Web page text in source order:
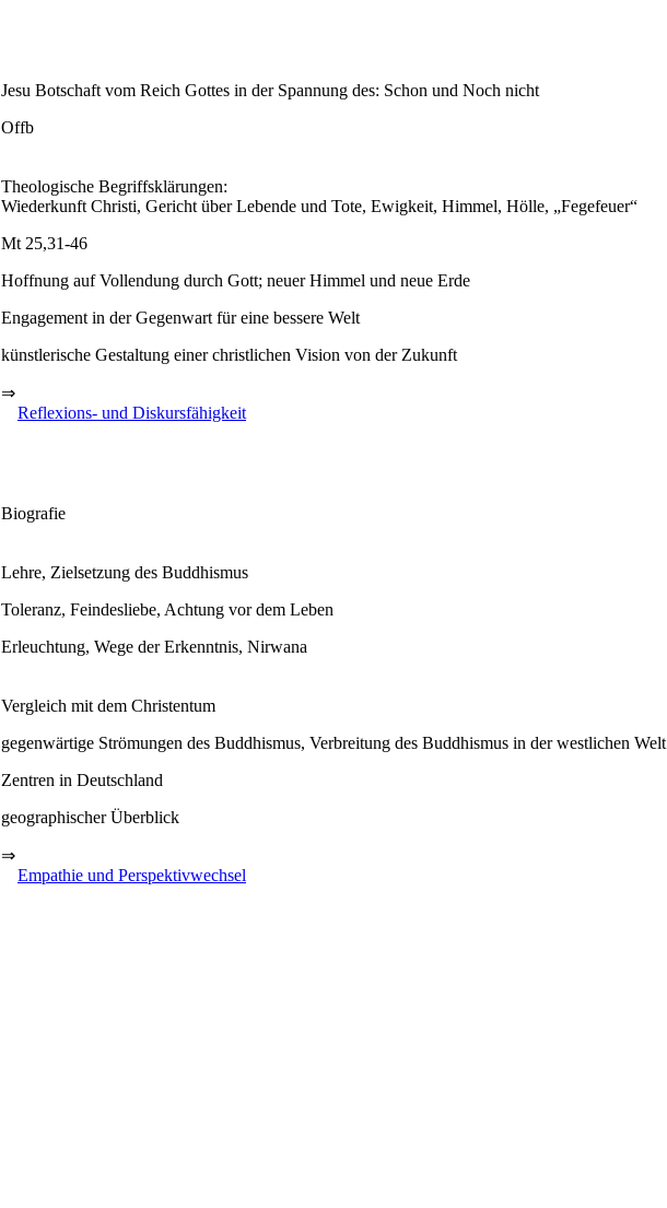
Jesu Botschaft vom Reich Gottes in der Spannung des: Schon und Noch nicht
Offb
Theologische Begriffsklärungen:
Wiederkunft Christi, Gericht über Lebende und Tote, Ewigkeit, Himmel, Hölle, „Fegefeuer“
Mt 25,31-46
Hoffnung auf Vollendung durch Gott; neuer Himmel und neue Erde
Engagement in der Gegenwart für eine bessere Welt
künstlerische Gestaltung einer christlichen Vision von der Zukunft
⇒
Reflexions- und Diskursfähigkeit
Biografie
Lehre, Zielsetzung des Buddhismus
Toleranz, Feindesliebe, Achtung vor dem Leben
Erleuchtung, Wege der Erkenntnis, Nirwana
Vergleich mit dem Christentum
gegenwärtige Strömungen des Buddhismus, Verbreitung des Buddhismus in der westlichen Welt
Zentren in Deutschland
geographischer Überblick
⇒
Empathie und Perspektivwechsel